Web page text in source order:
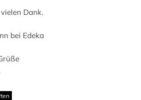
Dank.
bei Edeka